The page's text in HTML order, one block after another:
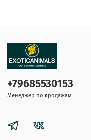
+79685530153
Менеджер по продажам